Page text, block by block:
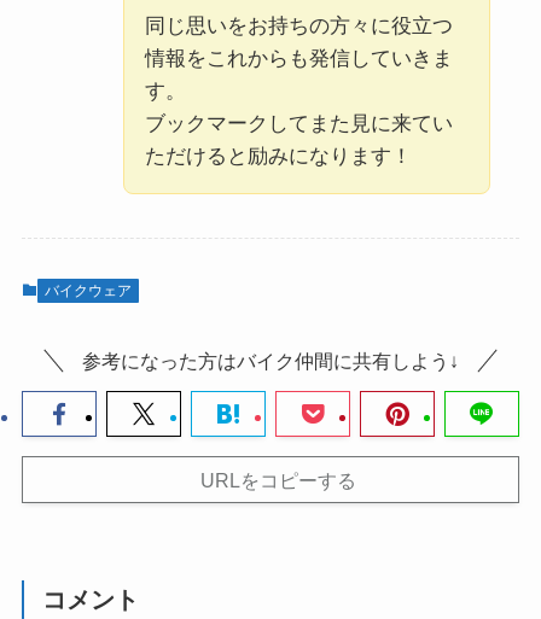
同じ思いをお持ちの方々に役立つ
情報をこれからも発信していきま
す。
ブックマークしてまた見に来てい
ただけると励みになります！
バイクウェア
参考になった方はバイク仲間に共有しよう↓
URLをコピーする
コメント